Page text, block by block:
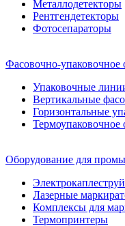
Металлодетекторы
Рентгендетекторы
Фотосепараторы
Фасовочно-упаковочное
Упаковочные
Вертикальные
Горизонтальные
Термоупаковочное
Оборудование для
Лазерные
Комплексы для
Термопринтеры